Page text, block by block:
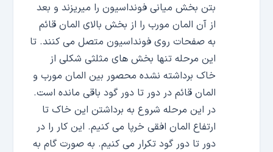
بتن بخش میانی فونداسیون را میریزند و بعد
از آن المان مورب را از بخش بالای المان قائم
به صفحات روی فونداسیون متصل می کنند. تا
این مرحله تنها بخش های مثلثی شکلی از
خاک برداشته نشده محصور بین المان مورب و
المان قائم در دور تا دور گود باقی مانده است.
در این مرحله شروع به برداشتن این خاک تا
ارتفاع المان افقی خرپا می کنیم. این کار را در
دور تا دور گود تکرار می کنیم. به صورت گام به